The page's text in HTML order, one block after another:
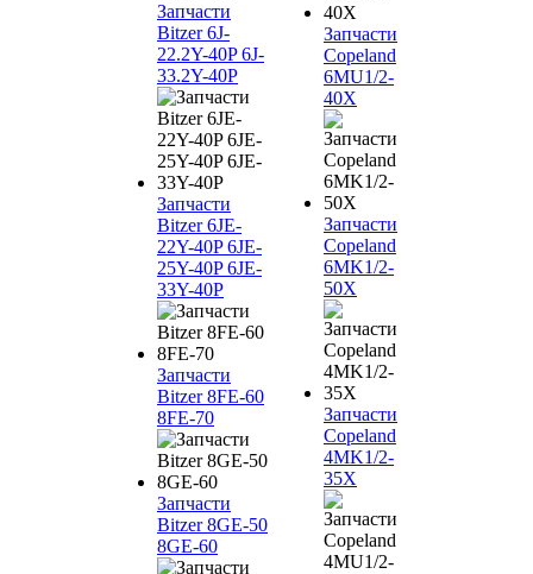
Запчасти
Bitzer 6J-
22.2Y-40P 6J-
33.2Y-40P
Запчасти
Bitzer 6JE-
22Y-40P 6JE-
25Y-40P 6JE-
33Y-40P
Запчасти
Bitzer 8FE-60
8FE-70
Запчасти
Bitzer 8GE-50
8GE-60
Запчасти
Copeland
6MU1/2-
40X
Запчасти
Copeland
6MK1/2-
50X
Запчасти
Copeland
4MK1/2-
35X